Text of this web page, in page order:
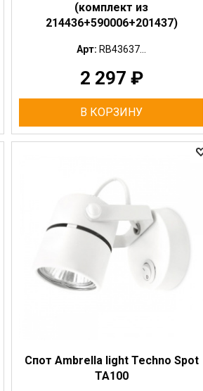
(комплект из
214436+590006+201437)
Арт: RB43637...
2 297 ₽
В КОРЗИНУ
Спот Ambrella light Techno Spot
TA100